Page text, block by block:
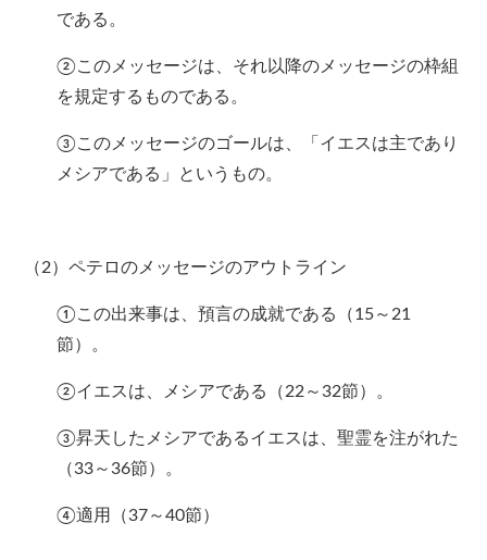
である。
②このメッセージは、それ以降のメッセージの枠組
を規定するものである。
③このメッセージのゴールは、「イエスは主であり
メシアである」というもの。
（2）ペテロのメッセージのアウトライン
①この出来事は、預言の成就である（15～21
節）。
②イエスは、メシアである（22～32節）。
③昇天したメシアであるイエスは、聖霊を注がれた
（33～36節）。
④適用（37～40節）